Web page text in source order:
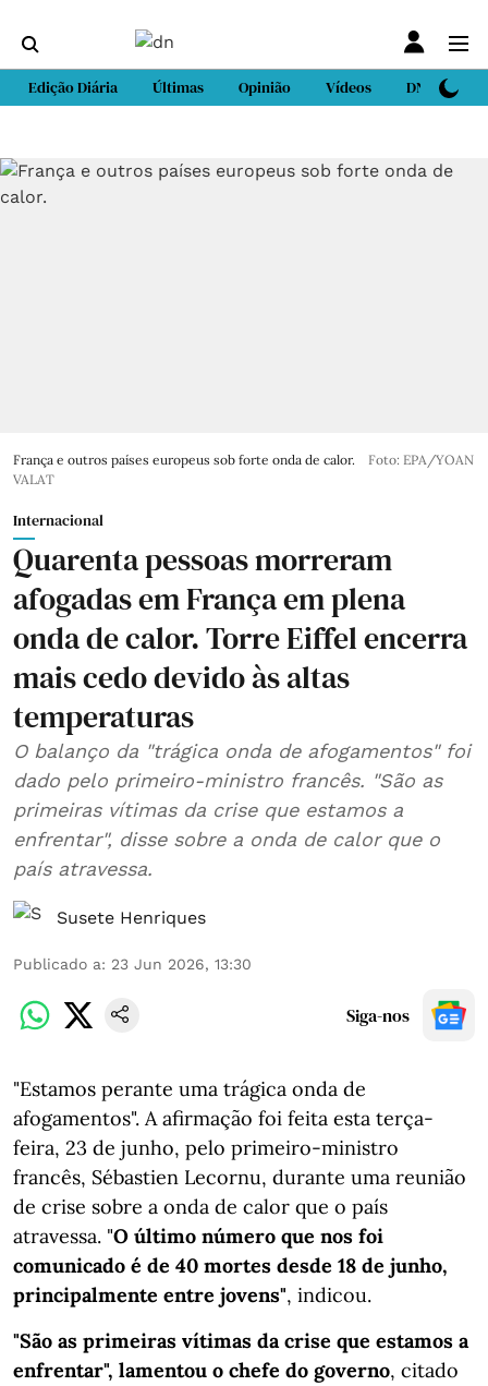
Edição Diária Últimas Opinião Vídeos DN Sport
França e outros países europeus sob forte onda de calor.
Foto: EPA/YOAN
VALAT
Internacional
Quarenta pessoas morreram
afogadas em França em plena
onda de calor. Torre Eiffel encerra
mais cedo devido às altas
temperaturas
O balanço da "trágica onda de afogamentos" foi
dado pelo primeiro-ministro francês. "São as
primeiras vítimas da crise que estamos a
enfrentar", disse sobre a onda de calor que o
país atravessa.
Susete Henriques
Publicado a: 23 Jun 2026, 13:30
Siga-nos
"Estamos perante uma trágica onda de
afogamentos". A afirmação foi feita esta terça-
feira, 23 de junho, pelo primeiro-ministro
francês, Sébastien Lecornu, durante uma reunião
de crise sobre a onda de calor que o país
atravessa. "O último número que nos foi
comunicado é de 40 mortes desde 18 de junho,
principalmente entre jovens", indicou.
"São as primeiras vítimas da crise que estamos a
enfrentar", lamentou o chefe do governo, citado